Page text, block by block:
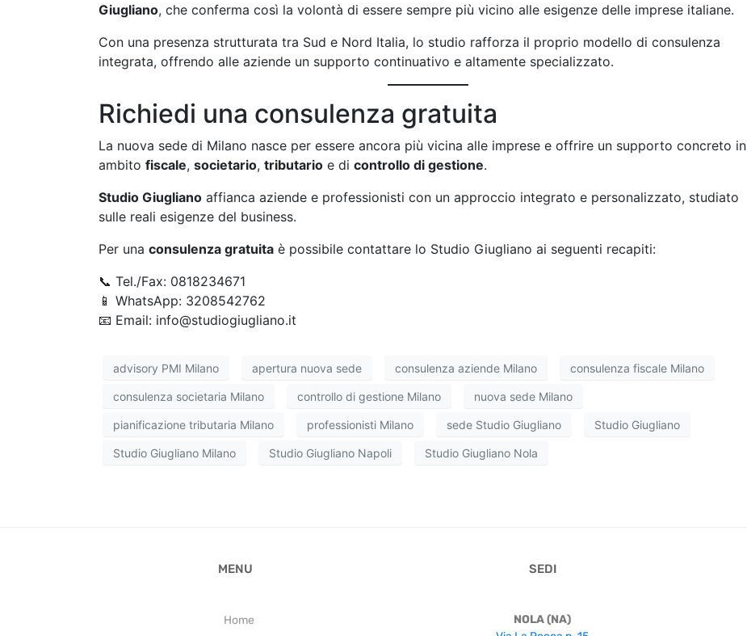
Giugliano, che conferma così la volontà di essere sempre più vicino alle esigenze delle imprese italiane.
Con una presenza strutturata tra Sud e Nord Italia, lo studio rafforza il proprio modello di consulenza
integrata, offrendo alle aziende un supporto continuativo e altamente specializzato.
Richiedi una consulenza gratuita
La nuova sede di Milano nasce per essere ancora più vicina alle imprese e offrire un supporto concreto in
ambito fiscale, societario, tributario e di controllo di gestione.
Studio Giugliano affianca aziende e professionisti con un approccio integrato e personalizzato, studiato
sulle reali esigenze del business.
Per una consulenza gratuita è possibile contattare lo Studio Giugliano ai seguenti recapiti:
📞 Tel./Fax: 0818234671
📱 WhatsApp: 3208542762
📧 Email: info@studiogiugliano.it
advisory PMI Milano apertura nuova sede consulenza aziende Milano consulenza fiscale Milano
consulenza societaria Milano controllo di gestione Milano nuova sede Milano
pianificazione tributaria Milano professionisti Milano sede Studio Giugliano Studio Giugliano
Studio Giugliano Milano Studio Giugliano Napoli Studio Giugliano Nola
MENU
Home
SEDI
NOLA (NA)